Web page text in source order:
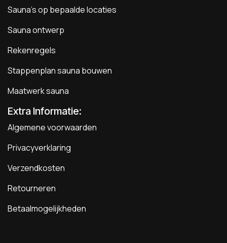
Sauna's op bepaalde locaties
Sauna ontwerp
Rekenregels
Stappenplan sauna bouwen
Maatwerk sauna
Extra Informatie:
Algemene voorwaarden
Privacyverklaring
Verzendkosten
Retourneren
Betaalmogelijkheden